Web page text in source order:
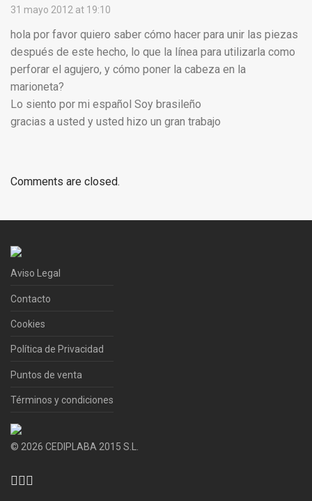
31 mayo 2012 at 19:10
hola por favor quiero saber cómo hacer para unir las piezas
después de este hecho, lo que la línea para utilizarla como
perforar el agujero, y cómo poner la cabeza en la
marioneta?
Lo siento por mi español Soy brasileño
gracias a usted y usted hizo un gran trabajo
Comments are closed.
Aviso Legal
Contacto
Cookies
Política de Privacidad
Puntos de venta
Términos y condiciones
© 2026 CEDIPLABA 2015 S.L.